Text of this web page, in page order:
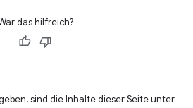
das hilfreich?
sind die Inhalte dieser Seite unter